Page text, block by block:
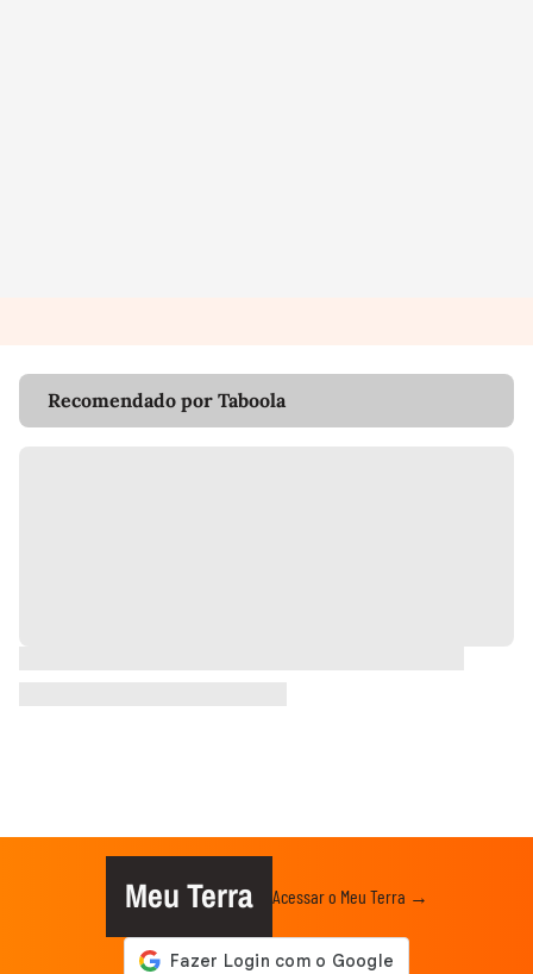
Recomendado por Taboola
Meu Terra Acessar o Meu Terra →